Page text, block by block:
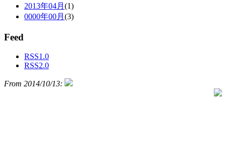
2013年04月 (1)
0000年00月 (3)
Feed
RSS1.0
RSS2.0
From 2014/10/13: